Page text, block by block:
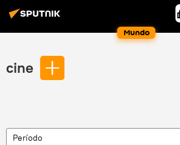
Mundo
cine
Período